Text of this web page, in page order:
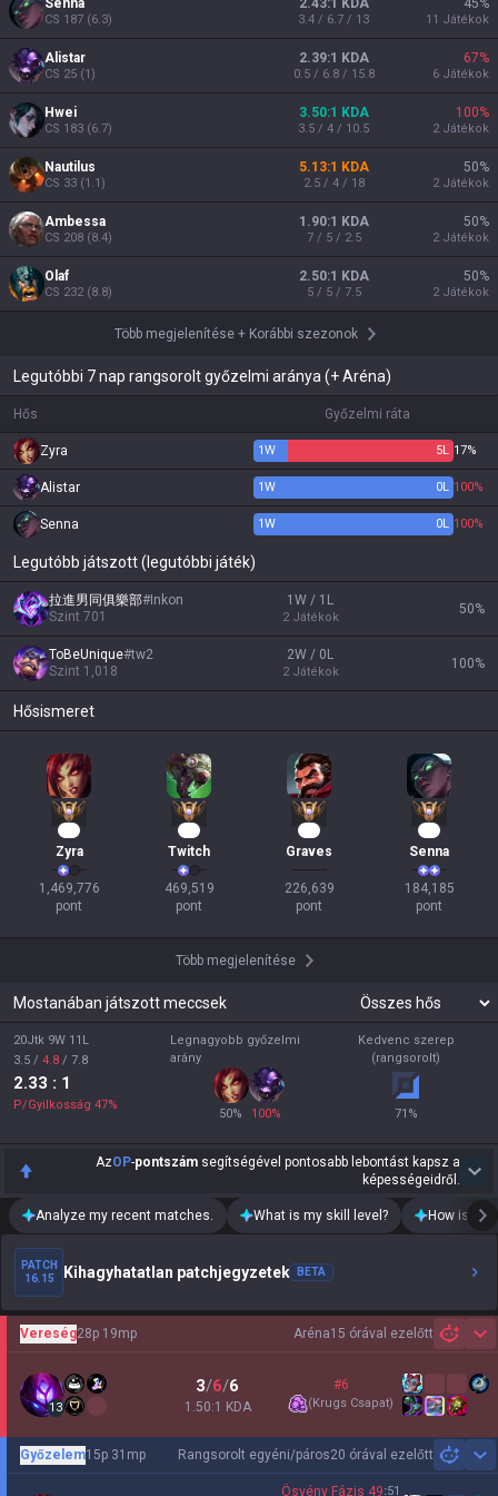
Senna
CS 187 (6.3)
2.43:1 KDA
3.4 / 6.7 / 13
45%
11 Játékok
Alistar
CS 25 (1)
2.39:1 KDA
0.5 / 6.8 / 15.8
67%
6 Játékok
Hwei
CS 183 (6.7)
3.50:1 KDA
3.5 / 4 / 10.5
100%
2 Játékok
Nautilus
CS 33 (1.1)
5.13:1 KDA
2.5 / 4 / 18
50%
2 Játékok
Ambessa
CS 208 (8.4)
1.90:1 KDA
7 / 5 / 2.5
50%
2 Játékok
Olaf
CS 232(8.8)
2.50:1 KDA
5 / 5 / 7.5
50%
2 Játékok
Több megjelenítése+ Korábbi szezonok
Legutóbbi 7 nap rangsorolt győzelmi aránya (+ Aréna)
Hős Győzelmi ráta
Zyra 1W 5L 17%
Alistar 1W 0L 100%
Senna 1W 0L 100%
Legutóbb játszott (legutóbbi játék)
拉進男同俱樂部# Inkon
Szint 701
1W / 1L
2 Játékok
50%
ToBeUnique#tw2
Szint 1,018
2W / 0L
2 Játékok
100%
Hősismeret
Zyra
1,469,776
pont
Twitch
469,519
pont
Graves
226,639
pont
Senna
184,185
pont
Több megjelenítése
Mostanában játszott meccsek
20Jtk 9W 11L
3.5 / 4.8 / 7.8
2.33 : 1
P/Gyilkosság 47%
Legnagyobb győzelmi
arány
50% 100%
Kedvenc szerep
(rangsorolt)
71 %
AzOP-pontszám segítségével pontosabb lebontást kapsz a
képességeidről.
Analyze my recent matches. What is my skill level? How is my
PATCH
16.15
Kihagyhatatlan patchjegyzetek BETA
Aréna15 órával ezelőtt
Vereség28p 19mp
13
3/6/6
1.50:1 KDA
#6
(Krugs Csapat)
Rangsorolt egyéni/páros20 órával ezelőtt
Győzelem15p 31mp
Ösvény Fázis 49:51